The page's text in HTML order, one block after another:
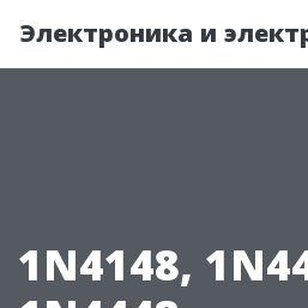
Электроника и
1N4148,